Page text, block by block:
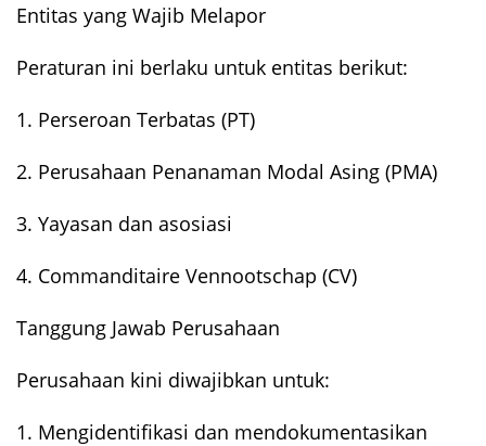
Entitas yang Wajib Melapor
Peraturan ini berlaku untuk entitas berikut:
1. Perseroan Terbatas (PT)
2. Perusahaan Penanaman Modal Asing (PMA)
3. Yayasan dan asosiasi
4. Commanditaire Vennootschap (CV)
Tanggung Jawab Perusahaan
Perusahaan kini diwajibkan untuk:
1. Mengidentifikasi dan mendokumentasikan